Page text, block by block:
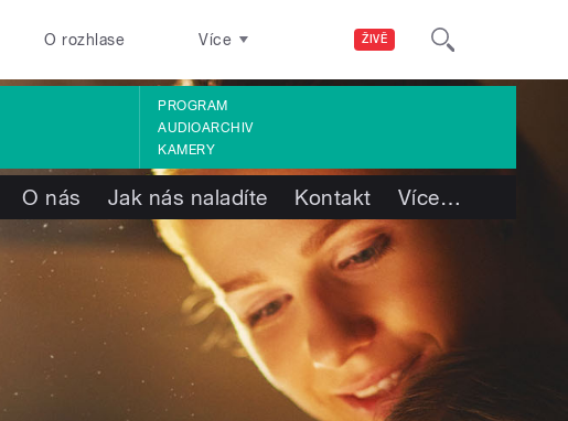
ŽIVĚ
O rozhlase Více
PROGRAM
AUDIOARCHIV
KAMERY
O nás Jak nás naladíte Kontakt Více…